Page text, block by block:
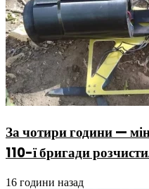
За чотири години —
110-ї бригади
16 години назад